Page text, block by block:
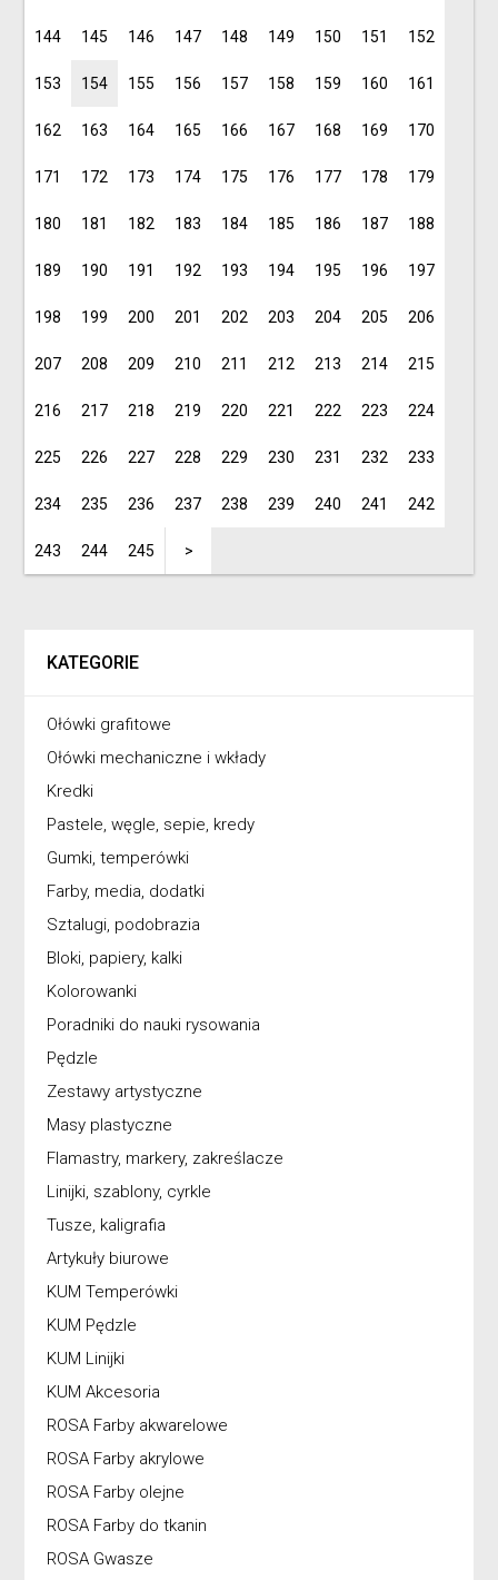
144 145 146 147 148 149 150 151 152
153 154 155 156 157 158 159 160 161
162 163 164 165 166 167 168 169 170
171 172 173 174 175 176 177 178 179
180 181 182 183 184 185 186 187 188
189 190 191 192 193 194 195 196 197
198 199 200 201 202 203 204 205 206
207 208 209 210 211 212 213 214 215
216 217 218 219 220 221 222 223 224
225 226 227 228 229 230 231 232 233
234 235 236 237 238 239 240 241 242
243 244 245 >
KATEGORIE
Ołówki grafitowe
Ołówki mechaniczne i wkłady
Kredki
Pastele, węgle, sepie, kredy
Gumki, temperówki
Farby, media, dodatki
Sztalugi, podobrazia
Bloki, papiery, kalki
Kolorowanki
Poradniki do nauki rysowania
Pędzle
Zestawy artystyczne
Masy plastyczne
Flamastry, markery, zakreślacze
Linijki, szablony, cyrkle
Tusze, kaligrafia
Artykuły biurowe
KUM Temperówki
KUM Pędzle
KUM Linijki
KUM Akcesoria
ROSA Farby akwarelowe
ROSA Farby akrylowe
ROSA Farby olejne
ROSA Farby do tkanin
ROSA Gwasze